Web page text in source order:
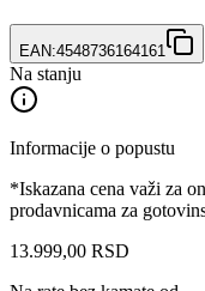
EAN:4548736164161
Na stanju
Informacije o popustu
*Iskazana cena važi za
prodavnicama za
13.999,00 RSD